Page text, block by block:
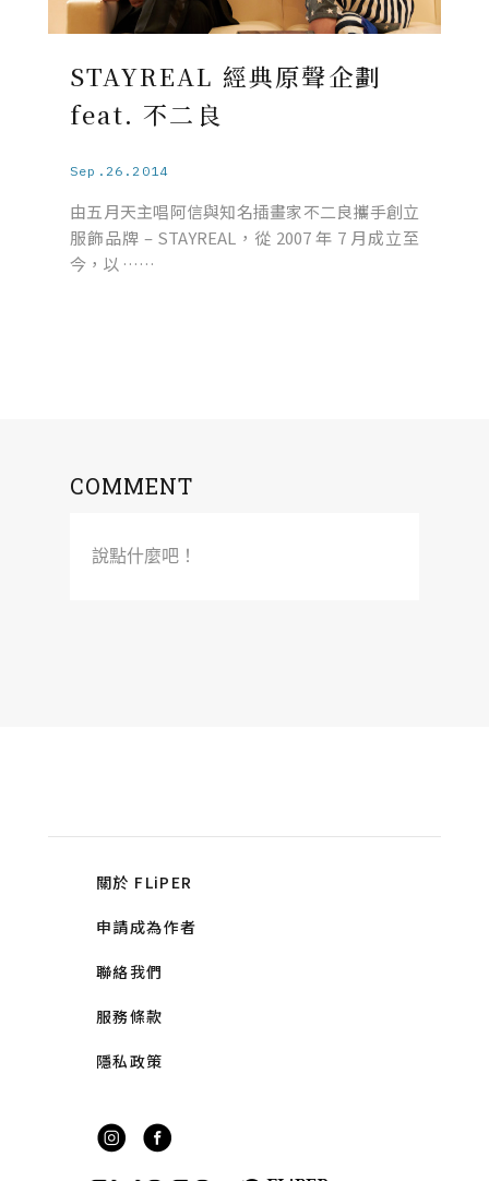
STAYREAL 經典原聲企劃
feat. 不二良
Sep.26.2014
由五月天主唱阿信與知名插畫家不二良攜手創立
服飾品牌 – STAYREAL，從 2007 年 7 月成立至
今，以 ……
COMMENT
說點什麼吧！
關於 FLiPER
申請成為作者
聯絡我們
服務條款
隱私政策